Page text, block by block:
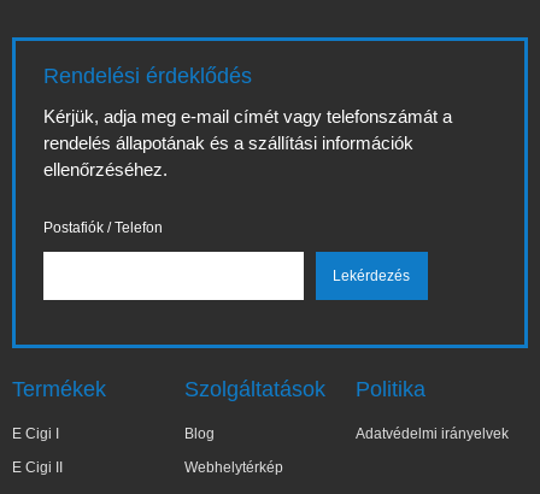
Rendelési érdeklődés
Kérjük, adja meg e-mail címét vagy telefonszámát a
rendelés állapotának és a szállítási információk
ellenőrzéséhez.
Postafiók / Telefon
Termékek
E Cigi I
E Cigi II
Szolgáltatások
Blog
Webhelytérkép
Politika
Adatvédelmi irányelvek